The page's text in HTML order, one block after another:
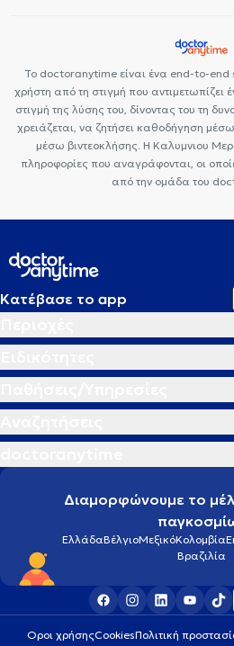
Το doctoranytime είναι ένα end-to-end
χρήστη από τη στιγμή που αντιμετωπίζει
στιγμή της λύσης του, δίνοντας του τη
χρειάζεται, να ζητήσει καθοδήγηση
μέσω βιντεοκλήσης. Η Καλυμνιου
πληροφορίες που αναγράφονται, οι
από την ομάδα του
Κατέβασε το app
Διαμορφώνουμε το
ΕλλάδαΒέλγιοΜεξικόΚολομβία
Βραζιλία
Οροι χρήσηςCookiesΠολιτική